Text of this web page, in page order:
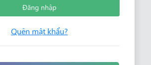
Đăng nhập
Quên mật khẩu?